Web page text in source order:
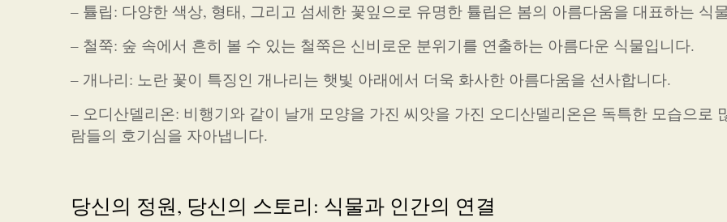
– 튤립: 다양한 색상, 형태, 그리고 섬세한 꽃잎으로 유명한 튤립은 봄의 아름다움을 대표하는 식
– 철쭉: 숲 속에서 흔히 볼 수 있는 철쭉은 신비로운 분위기를 연출하는 아름다운 식물입니다.
– 개나리: 노란 꽃이 특징인 개나리는 햇빛 아래에서 더욱 화사한 아름다움을 선사합니다.
– 오디산델리온: 비행기와 같이 날개 모양을 가진 씨앗을 가진 오디산델리온은 독특한 모습으로
람들의 호기심을 자아냅니다.
당신의 정원, 당신의 스토리: 식물과 인간의 연결